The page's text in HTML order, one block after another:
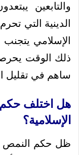
والتابعين
الدينية التي
الإسلامي
ذلك الوقت
ساهم في تقليل
هل اختلف حكم
الإسلامية؟
ظل حكم النمص